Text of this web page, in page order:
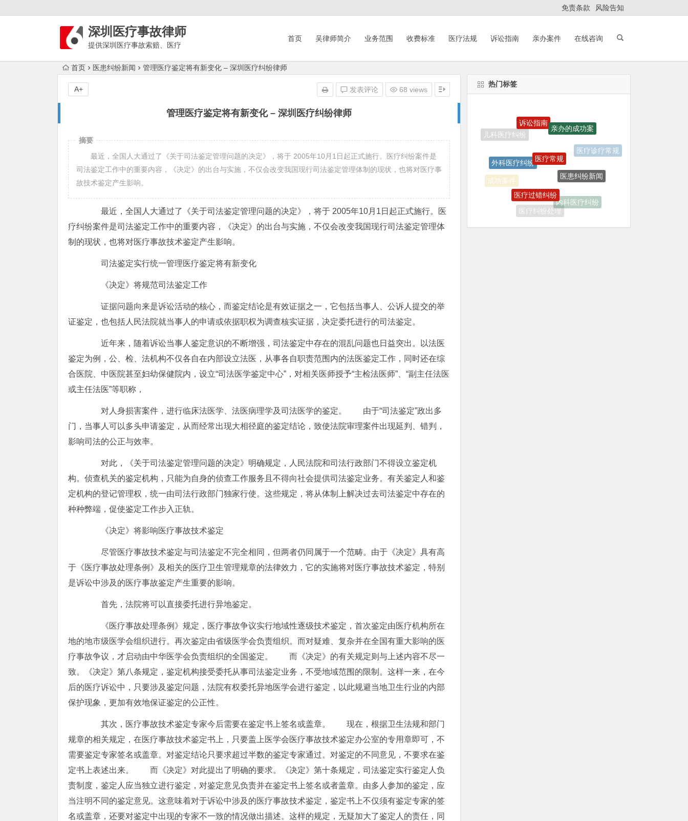
免责条款 风险告知
深圳医疗事故律师
提供深圳医疗事故索赔、医疗
诉讼等服务，吴律师：136 9989 1697
首页 吴律师简介 业务范围 收费标准 医疗法规 诉讼指南 亲办案件 在线咨询
首页 医患纠纷新闻 管理医疗鉴定将有新变化 – 深圳医疗纠纷律师
管理医疗鉴定将有新变化 – 深圳医疗纠纷律师
发表评论 68 views
A+
摘要
最近，全国人大通过了《关于司法鉴定管理问题的决定》，将于 2005年10月1日起正式施行。医疗纠纷案件是
司法鉴定工作中的重要内容，《决定》的出台与实施，不仅会改变我国现行司法鉴定管理体制的现状，也将对医疗事
故技术鉴定产生影响。
最近，全国人大通过了《关于司法鉴定管理问题的决定》，将于 2005年10月1日起正式施行。医
疗纠纷案件是司法鉴定工作中的重要内容，《决定》的出台与实施，不仅会改变我国现行司法鉴定管理体
制的现状，也将对医疗事故技术鉴定产生影响。
司法鉴定实行统一管理医疗鉴定将有新变化
《决定》将规范司法鉴定工作
证据问题向来是诉讼活动的核心，而鉴定结论是有效证据之一，它包括当事人、公诉人提交的举
证鉴定，也包括人民法院就当事人的申请或依据职权为调查核实证据，决定委托进行的司法鉴定。
近年来，随着诉讼当事人鉴定意识的不断增强，司法鉴定中存在的混乱问题也日益突出。以法医
鉴定为例，公、检、法机构不仅各自在内部设立法医，从事各自职责范围内的法医鉴定工作，同时还在综
合医院、中医院甚至妇幼保健院内，设立“司法医学鉴定中心”，对相关医师授予“主检法医师”、“副主任法医
或主任法医”等职称，
对人身损害案件，进行临床法医学、法医病理学及司法医学的鉴定。 由于“司法鉴定”政出多
门，当事人可以多头申请鉴定，从而经常出现大相径庭的鉴定结论，致使法院审理案件出现延判、错判，
影响司法的公正与效率。
对此，《关于司法鉴定管理问题的决定》明确规定，人民法院和司法行政部门不得设立鉴定机
构。侦查机关的鉴定机构，只能为自身的侦查工作服务且不得向社会提供司法鉴定业务。有关鉴定人和鉴
定机构的登记管理权，统一由司法行政部门独家行使。这些规定，将从体制上解决过去司法鉴定中存在的
种种弊端，促使鉴定工作步入正轨。
《决定》将影响医疗事故技术鉴定
尽管医疗事故技术鉴定与司法鉴定不完全相同，但两者仍同属于一个范畴。由于《决定》具有高
于《医疗事故处理条例》及相关的医疗卫生管理规章的法律效力，它的实施将对医疗事故技术鉴定，特别
是诉讼中涉及的医疗事故鉴定产生重要的影响。
首先，法院将可以直接委托进行异地鉴定。
《医疗事故处理条例》规定，医疗事故争议实行地域性逐级技术鉴定，首次鉴定由医疗机构所在
地的地市级医学会组织进行。再次鉴定由省级医学会负责组织。而对疑难、复杂并在全国有重大影响的医
疗事故争议，才启动由中华医学会负责组织的全国鉴定。 而《决定》的有关规定则与上述内容不尽一
致。《决定》第八条规定，鉴定机构接受委托从事司法鉴定业务，不受地域范围的限制。这样一来，在今
后的医疗诉讼中，只要涉及鉴定问题，法院有权委托异地医学会进行鉴定，以此规避当地卫生行业的内部
保护现象，更加有效地保证鉴定的公正性。
其次，医疗事故技术鉴定专家今后需要在鉴定书上签名或盖章。 现在，根据卫生法规和部门
规章的相关规定，在医疗事故技术鉴定书上，只要盖上医学会医疗事故技术鉴定办公室的专用章即可，不
需要鉴定专家签名或盖章。对鉴定结论只要求超过半数的鉴定专家通过。对鉴定的不同意见，不要求在鉴
定书上表述出来。 而《决定》对此提出了明确的要求。《决定》第十条规定，司法鉴定实行鉴定人负
责制度，鉴定人应当独立进行鉴定，对鉴定意见负责并在鉴定书上签名或者盖章。由多人参加的鉴定，应
当注明不同的鉴定意见。这意味着对于诉讼中涉及的医疗事故技术鉴定，鉴定书上不仅须有鉴定专家的签
名或盖章，还要对鉴定中出现的专家不一致的情况做出描述。这样的规定，无疑加大了鉴定人的责任，同
热门标签
医疗诊疗常规
成功案件
医疗常规
医患纠纷新闻
内科医疗纠纷
医疗纠纷处理
医疗过错纠纷